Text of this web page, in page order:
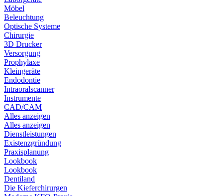
Möbel
Beleuchtung
Optische Systeme
Chirurgie
3D Drucker
Versorgung
Prophylaxe
Kleingeräte
Endodontie
Intraoralscanner
Instrumente
CAD/CAM
Alles anzeigen
Alles anzeigen
Dienstleistungen
Existenzgründung
Praxisplanung
Lookbook
Lookbook
Dentiland
Die Kieferchirurgen